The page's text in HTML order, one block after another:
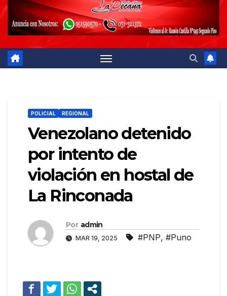
POLICIAL REGIONAL
Venezolano detenido
por intento de
violación en hostal de
La Rinconada
Por admin
MAR 19, 2025 #PNP, #Puno